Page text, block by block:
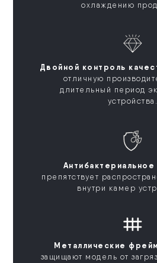
охлаждению
Двойной контроль
отличную
длительный период
устройства.
препятствует
внутри камер
Металлические
защищают модель от